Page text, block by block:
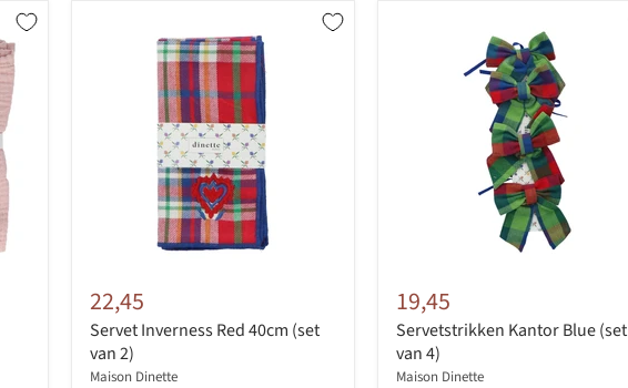
22,45
Servet Inverness Red 40cm (set
van 2)
Maison Dinette
19,45
Servetstrikken Kantor Blue (set
van 4)
Maison Dinette